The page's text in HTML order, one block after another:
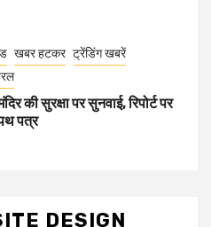
खबर हटकर ट्रेंडिंग खबरें
की सुरक्षा पर सुनवाई, रिपोर्ट पर
पत्र
DESIGN